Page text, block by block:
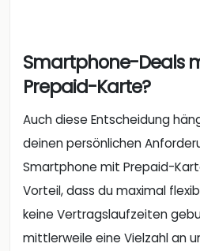
Smartphone-Deals
Prepaid-Karte?
Auch diese Entscheidung
deinen persönlichen
Smartphone mit Prepaid-
Vorteil, dass du maximal
keine Vertragslaufzeiten
mittlerweile eine Vielzahl an